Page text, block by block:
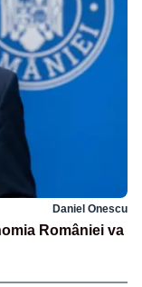
Daniel Onescu
României va